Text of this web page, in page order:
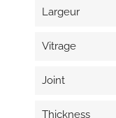
Largeur
Vitrage
Joint
Thickness